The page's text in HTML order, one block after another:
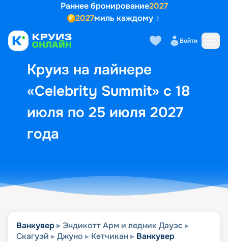
Раннее бронирование2027
2027миль каждому
Войти
Круиз на лайнере
«Celebrity Summit» с 18
июля по 25 июля 2027
года
Выбор кают Маршрут и
Ванкувер
Эндикотт Арм и ледник Дауэс
Скагуэй
Джуно Кетчикан Ванкувер